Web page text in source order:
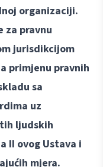
organizaciji.
za pravnu
jurisdikcijom
primjenu pravnih
sa
uz
ljudskih
II ovog Ustava i
mjera.